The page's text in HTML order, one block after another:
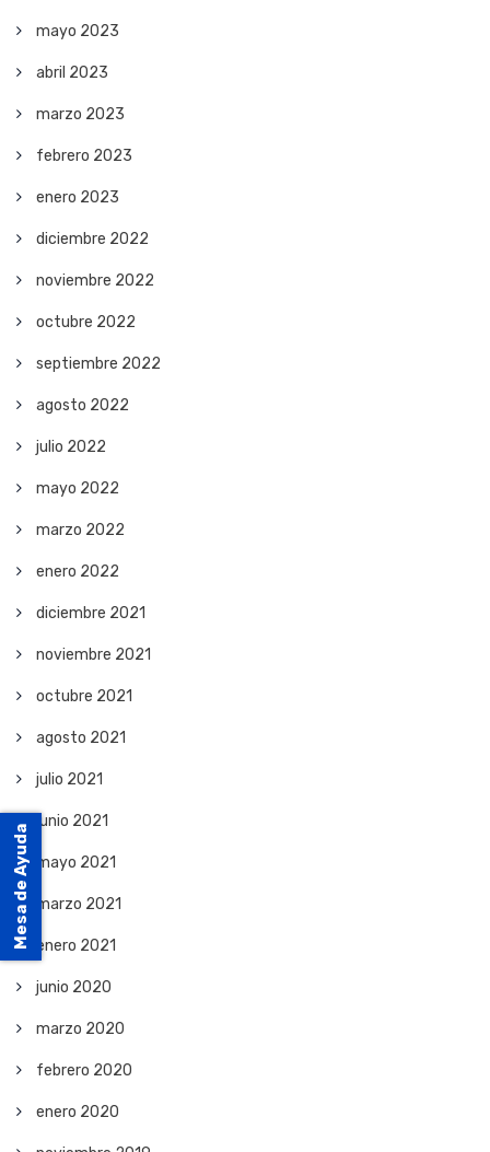
mayo 2023
abril 2023
marzo 2023
febrero 2023
enero 2023
diciembre 2022
noviembre 2022
octubre 2022
septiembre 2022
agosto 2022
julio 2022
mayo 2022
marzo 2022
enero 2022
diciembre 2021
noviembre 2021
octubre 2021
agosto 2021
julio 2021
junio 2021
mayo 2021
marzo 2021
enero 2021
junio 2020
marzo 2020
febrero 2020
enero 2020
Mesa de Ayuda